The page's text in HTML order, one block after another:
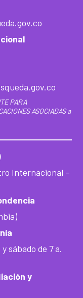
PARA
ASOCIADAS a
Internacional –
sábado de 7 a.
y